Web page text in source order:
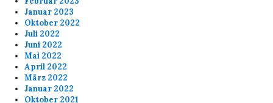
Januar 2023
Oktober 2022
Juli 2022
Juni 2022
Mai 2022
April 2022
März 2022
Januar 2022
Oktober 2021